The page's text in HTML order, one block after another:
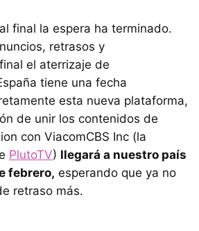
final la espera ha terminado.
retrasos y
el aterrizaje de
tiene una fecha
esta nueva plataforma,
de unir los contenidos de
con ViacomCBS Inc (la
PlutoTV) llegará a nuestro país
febrero, esperando que ya no
retraso más.